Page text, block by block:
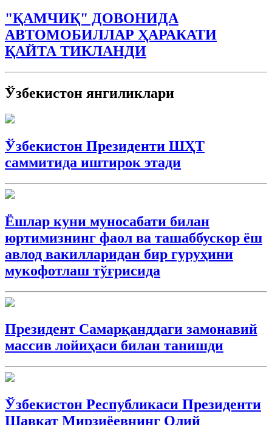
"ҚАМЧИҚ" ДОВОНИДА
АВТОМОБИЛЛАР ҲАРАКАТИ
ҚАЙТА ТИКЛАНДИ
Ўзбекистон янгиликлари
Ўзбекистон Президенти ШҲТ
саммитида иштирок этади
Ёшлар куни муносабати билан
юртимизнинг фаол ва ташаббускор ёш
авлод вакилларидан бир гуруҳини
мукофотлаш тўғрисида
Президент Самарқанддаги замонавий
массив лойиҳаси билан танишди
Ўзбекистон Республикаси Президенти
Шавкат Мирзиёевнинг Олий